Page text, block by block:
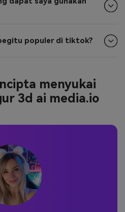
populer di tiktok?
menyukai
3d ai media.io